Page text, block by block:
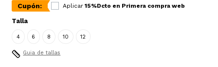
Cupón:
Aplicar 15%Dcto en Primera compra web
Talla
4 6 8 10 12
Guia de tallas